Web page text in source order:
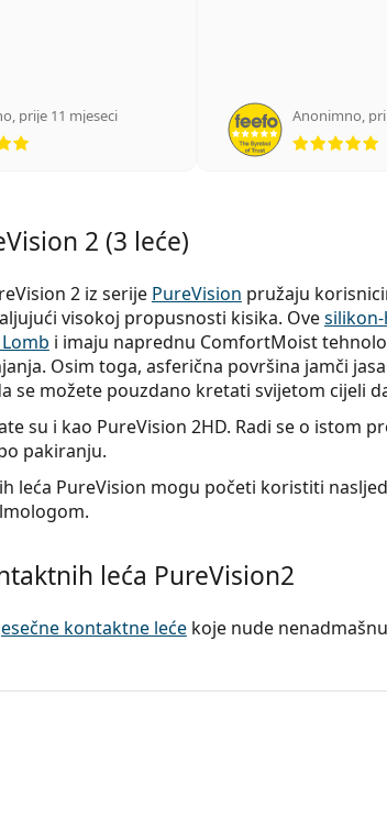
, prije 11 mjeseci
ocjena 5 od 5
Anonimno,
2 (3 leće)
2 iz serije PureVision pružaju
visokoj propusnosti kisika. Ove
i imaju naprednu ComfortMoist
Osim toga, asferična površina jamči
se možete pouzdano kretati svijetom cijeli
su i kao PureVision 2HD. Radi se o istom
pakiranju.
leća PureVision mogu početi koristiti
leća PureVision2
kontaktne lećekoje nude
– ComfortMoist tehnologija
do uklanjanja noću.